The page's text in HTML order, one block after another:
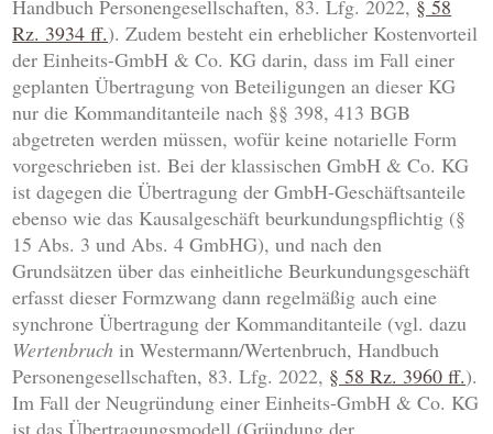
Handbuch Personengesellschaften, 83. Lfg. 2022, § 58
Rz. 3934 ff.). Zudem besteht ein erheblicher Kostenvorteil
der Einheits-GmbH & Co. KG darin, dass im Fall einer
geplanten Übertragung von Beteiligungen an dieser KG
nur die Kommanditanteile nach §§ 398, 413 BGB
abgetreten werden müssen, wofür keine notarielle Form
vorgeschrieben ist. Bei der klassischen GmbH & Co. KG
ist dagegen die Übertragung der GmbH-Geschäftsanteile
ebenso wie das Kausalgeschäft beurkundungspflichtig (§
15 Abs. 3 und Abs. 4 GmbHG), und nach den
Grundsätzen über das einheitliche Beurkundungsgeschäft
erfasst dieser Formzwang dann regelmäßig auch eine
synchrone Übertragung der Kommanditanteile (vgl. dazu
Wertenbruch in Westermann/Wertenbruch, Handbuch
Personengesellschaften, 83. Lfg. 2022, § 58 Rz. 3960 ff.).
Im Fall der Neugründung einer Einheits-GmbH & Co. KG